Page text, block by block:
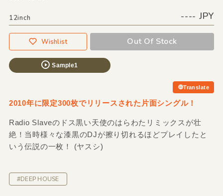
12inch ---- JPY
Wishlist Out Of Stock
Sample1
Translate
2010年に限定300枚でリリースされた片面シングル！
Radio Slaveのドス黒い天使のはらわたリミックスが壮
絶！当時様々な漆黒のDJが擦り切れるほどプレイしたと
いう伝説の一枚！ (ヤスシ)
#DEEP HOUSE